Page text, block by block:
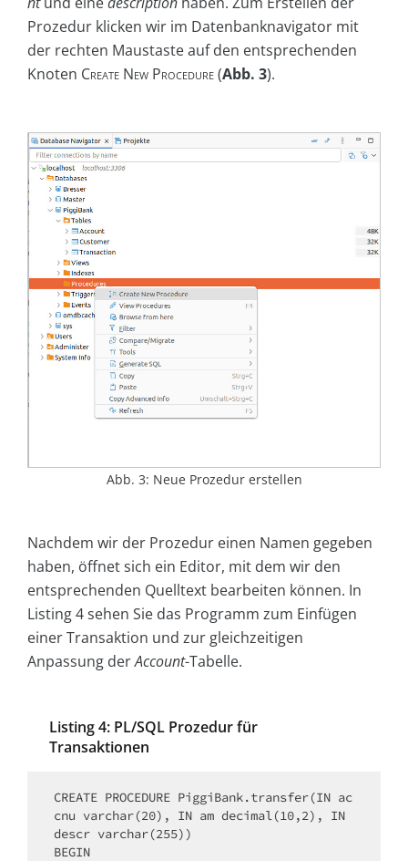
Prozedur klicken wir im Datenbanknavigator mit
der rechten Maustaste auf den entsprechenden
Knoten Create New Procedure(Abb. 3).
Abb. 3: Neue Prozedur erstellen
Nachdem wir der Prozedur einen Namen gegeben
haben, öffnet sich ein Editor, mit dem wir den
entsprechenden Quelltext bearbeiten können. In
Listing 4 sehen Sie das Programm zum Einfügen
einer Transaktion und zur gleichzeitigen
Anpassung derAccount-Tabelle.
Listing 4: PL/SQL Prozedur für
Transaktionen
CREATE PROCEDURE PiggiBank.transfer(IN ac
cnu varchar(20), IN am decimal(10,2), IN
descr varchar(255))
BEGIN